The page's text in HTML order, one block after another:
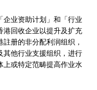
企业资助计划」和「行业
港回收企业以提升及扩充
册的非分配利润组织，
其他行业支援组织，进行
上或特定范畴提高作业水